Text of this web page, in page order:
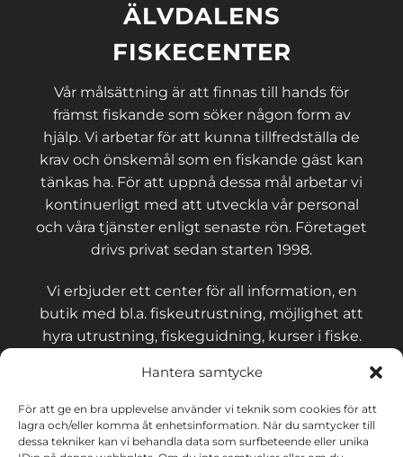
Hantera samtycke
För att ge en bra upplevelse använder vi teknik som cookies för att
lagra och/eller komma åt enhetsinformation. När du samtycker till
dessa tekniker kan vi behandla data som surfbeteende eller unika
ÄLVDALENS
FISKECENTER
Vår målsättning är att finnas till hands för
främst fiskande som söker någon form av
hjälp. Vi arbetar för att kunna tillfredställa de
krav och önskemål som en fiskande gäst kan
tänkas ha. För att uppnå dessa mål arbetar vi
kontinuerligt med att utveckla vår personal
och våra tjänster enligt senaste rön. Företaget
drivs privat sedan starten 1998.
Vi erbjuder ett center för all information, en
butik med bl.a. fiskeutrustning, möjlighet att
hyra utrustning, fiskeguidning, kurser i fiske.
KONTAKT OCH VILLKOR